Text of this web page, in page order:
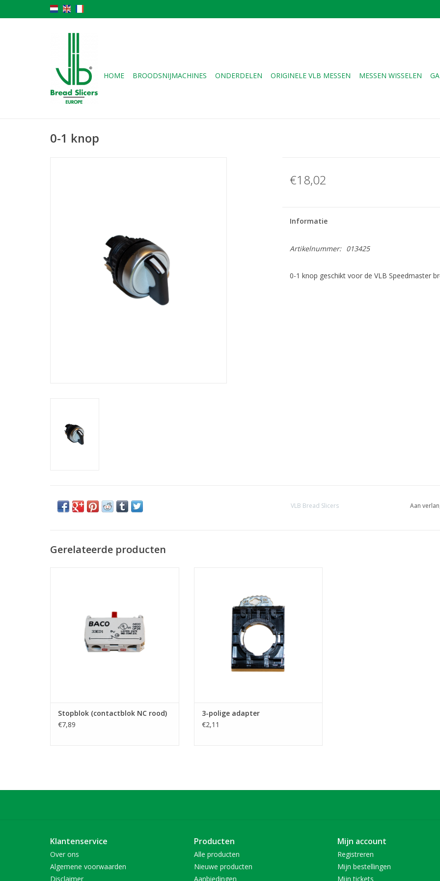
HOME BROODSNIJMACHINES ONDERDELEN ORIGINELE VLB MESSEN MESSEN WISSELEN
0-1 knop
€18,02
Informatie
Artikelnummer: 013425
0-1 knop geschikt voor de VLB Speedmaster
VLB Bread Slicers Aan
Gerelateerde producten
Stopblok (contactblok NC rood)
€7,89
3-polige adapter
€2,11
Klantenservice
Over ons
Algemene voorwaarden
Disclaimer
Producten
Alle producten
Nieuwe producten
Aanbiedingen
Mijn account
Registreren
Mijn bestellingen
Mijn tickets